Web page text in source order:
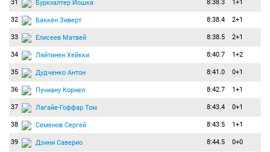
31 Буркхалтер Йошка 8:38.3 1+1
32 Баккен Зиверт 8:38.4 2+1
33 Елисеев Матвей 8:38.5 2+1
34 Ляйтинен Хейкки 8:40.7 1+2
35 Дудченко Антон 8:41.0 0+1
36 Пучиану Корнел 8:42.7 1+1
37 Лагайе-Гоффар Том 8:43.4 0+1
38 Семенов Сергей 8:43.5 1+1
39 Дзини Саверио 8:44.5 0+0